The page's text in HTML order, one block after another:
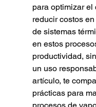
para optimizar
reducir costos
de sistemas
en estos
productividad,
un uso
artículo, te
prácticas para